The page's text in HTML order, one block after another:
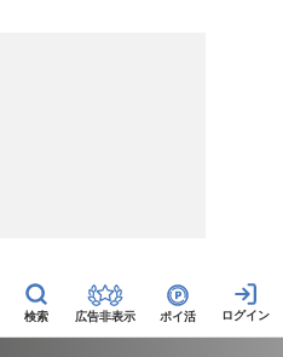
広告非表示 ポイ活